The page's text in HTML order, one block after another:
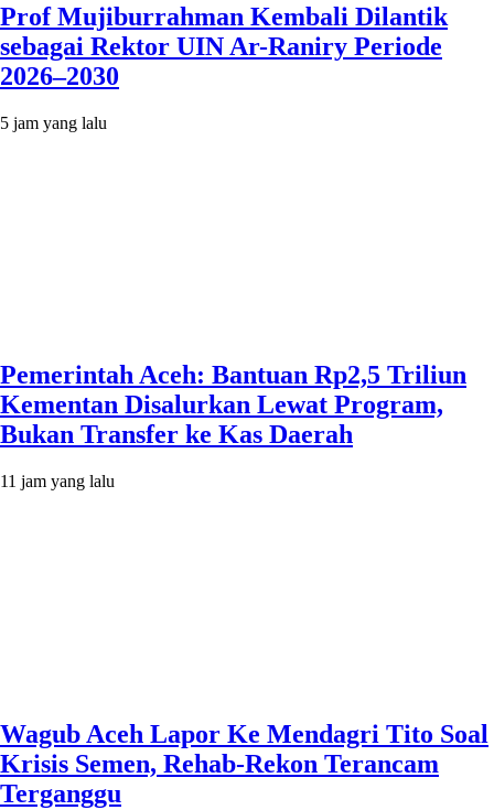
Prof Mujiburrahman Kembali Dilantik
sebagai Rektor UIN Ar-Raniry Periode
2026–2030
5 jam yang lalu
Pemerintah Aceh: Bantuan Rp2,5 Triliun
Kementan Disalurkan Lewat Program,
Bukan Transfer ke Kas Daerah
11 jam yang lalu
Wagub Aceh Lapor Ke Mendagri Tito Soal
Krisis Semen, Rehab-Rekon Terancam
Terganggu